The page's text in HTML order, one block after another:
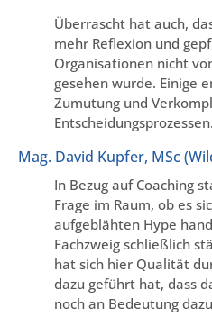
Überrascht hat auch,
mehr Reflexion und
Organisationen nicht
gesehen wurde. Einige
Zumutung und
Entscheidungsprozessen.
Mag. David Kupfer, MSc
In Bezug auf Coaching
Frage im Raum, ob es
aufgeblähten Hype
Fachzweig schließlich
hat sich hier Qualität
dazu geführt hat, dass
noch an Bedeutung